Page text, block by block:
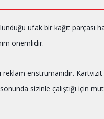
ufak bir kağıt parçası
önemlidir.
reklam enstrümanıdır.
sizinle çalıştığı için